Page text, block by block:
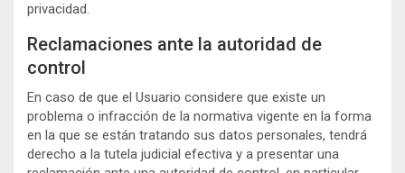
privacidad.
Reclamaciones ante la autoridad de
control
En caso de que el Usuario considere que existe un
problema o infracción de la normativa vigente en la forma
en la que se están tratando sus datos personales, tendrá
derecho a la tutela judicial efectiva y a presentar una